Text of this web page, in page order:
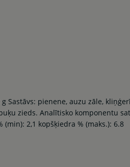
Sastāvs: pienene, auzu zāle,
zieds. Analītisko komponentu
2,1 kopšķiedra % (maks.): 6.8